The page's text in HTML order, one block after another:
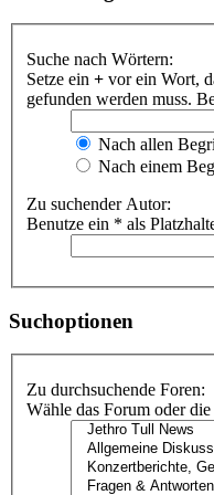
Suche nach Wörtern:
Setze ein + vor ein Wort,
gefunden werden muss.
Nach allen
Nach einem
Zu suchender Autor:
Benutze ein * als
Suchoptionen
Zu durchsuchende Foren:
Wähle das Forum oder